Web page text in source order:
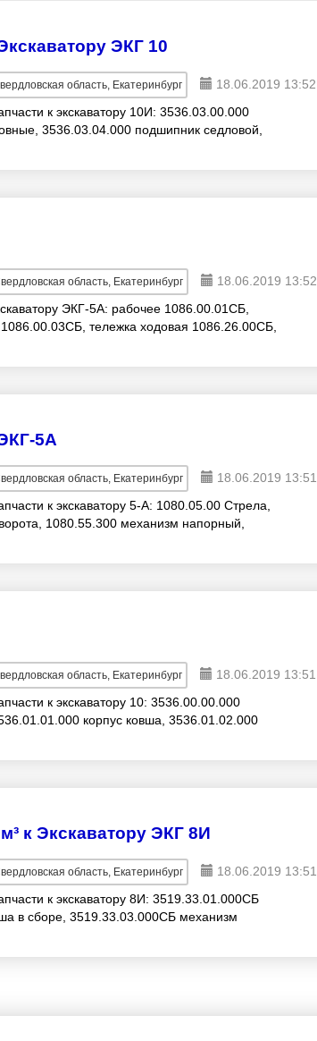
ЭКГ 10
область, Екатеринбург
18.06.2019 13:52
к экскаватору 10И: 3536.03.00.000
3536.03.04.000 подшипник седловой,
область, Екатеринбург
18.06.2019 13:52
ЭКГ-5А: рабочее 1086.00.01CБ,
тележка ходовая 1086.26.00СБ,
5А
область, Екатеринбург
18.06.2019 13:51
к экскаватору 5-А: 1080.05.00 Стрела,
1080.55.300 механизм напорный,
область, Екатеринбург
18.06.2019 13:51
к экскаватору 10: 3536.00.00.000
корпус ковша, 3536.01.02.000
к Экскаватору ЭКГ 8И
область, Екатеринбург
18.06.2019 13:51
к экскаватору 8И: 3519.33.01.000СБ
в сборе, 3519.33.03.000СБ механизм